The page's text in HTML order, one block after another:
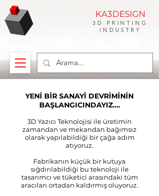
KA3DESIGN
3D PRINTING
INDUSTRY
YENİ BİR SANAYİ DEVRİMİNİN
BAŞLANGICINDAYIZ….
3D Yazıcı Teknolojisi ile üretimin
zamandan ve mekandan bağımsız
olarak yapılabildiği bir çağa adım
atıyoruz.
Fabrikanın küçük bir kutuya
sığdırılabildiği bu teknoloji ile
tasarımcı ve tüketici arasındaki tüm
aracıları ortadan kaldırmış oluyoruz.